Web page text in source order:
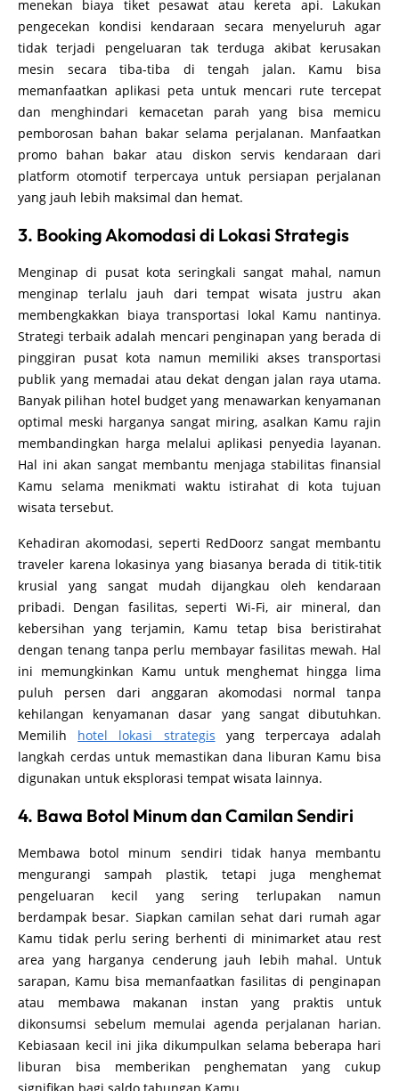
menekan biaya tiket pesawat atau kereta api. Lakukan
pengecekan kondisi kendaraan secara menyeluruh agar
tidak terjadi pengeluaran tak terduga akibat kerusakan
mesin secara tiba-tiba di tengah jalan. Kamu bisa
memanfaatkan aplikasi peta untuk mencari rute tercepat
dan menghindari kemacetan parah yang bisa memicu
pemborosan bahan bakar selama perjalanan. Manfaatkan
promo bahan bakar atau diskon servis kendaraan dari
platform otomotif terpercaya untuk persiapan perjalanan
yang jauh lebih maksimal dan hemat.
3. Booking Akomodasi di Lokasi Strategis
Menginap di pusat kota seringkali sangat mahal, namun
menginap terlalu jauh dari tempat wisata justru akan
membengkakkan biaya transportasi lokal Kamu nantinya.
Strategi terbaik adalah mencari penginapan yang berada di
pinggiran pusat kota namun memiliki akses transportasi
publik yang memadai atau dekat dengan jalan raya utama.
Banyak pilihan hotel budget yang menawarkan kenyamanan
optimal meski harganya sangat miring, asalkan Kamu rajin
membandingkan harga melalui aplikasi penyedia layanan.
Hal ini akan sangat membantu menjaga stabilitas finansial
Kamu selama menikmati waktu istirahat di kota tujuan
wisata tersebut.
Kehadiran akomodasi, seperti RedDoorz sangat membantu
traveler karena lokasinya yang biasanya berada di titik-titik
krusial yang sangat mudah dijangkau oleh kendaraan
pribadi. Dengan fasilitas, seperti Wi-Fi, air mineral, dan
kebersihan yang terjamin, Kamu tetap bisa beristirahat
dengan tenang tanpa perlu membayar fasilitas mewah. Hal
ini memungkinkan Kamu untuk menghemat hingga lima
puluh persen dari anggaran akomodasi normal tanpa
kehilangan kenyamanan dasar yang sangat dibutuhkan.
Memilih hotel lokasi strategis yang terpercaya adalah
langkah cerdas untuk memastikan dana liburan Kamu bisa
digunakan untuk eksplorasi tempat wisata lainnya.
4. Bawa Botol Minum dan Camilan Sendiri
Membawa botol minum sendiri tidak hanya membantu
mengurangi sampah plastik, tetapi juga menghemat
pengeluaran kecil yang sering terlupakan namun
berdampak besar. Siapkan camilan sehat dari rumah agar
Kamu tidak perlu sering berhenti di minimarket atau rest
area yang harganya cenderung jauh lebih mahal. Untuk
sarapan, Kamu bisa memanfaatkan fasilitas di penginapan
atau membawa makanan instan yang praktis untuk
dikonsumsi sebelum memulai agenda perjalanan harian.
Kebiasaan kecil ini jika dikumpulkan selama beberapa hari
liburan bisa memberikan penghematan yang cukup